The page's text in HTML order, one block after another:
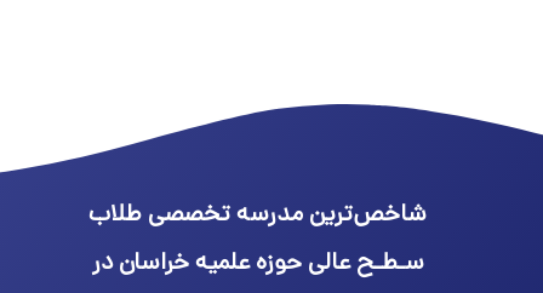
شاخص‌ترین مدرسه تخصصی طلاب
سـطـح عالی حوزه علمیه خراسان در